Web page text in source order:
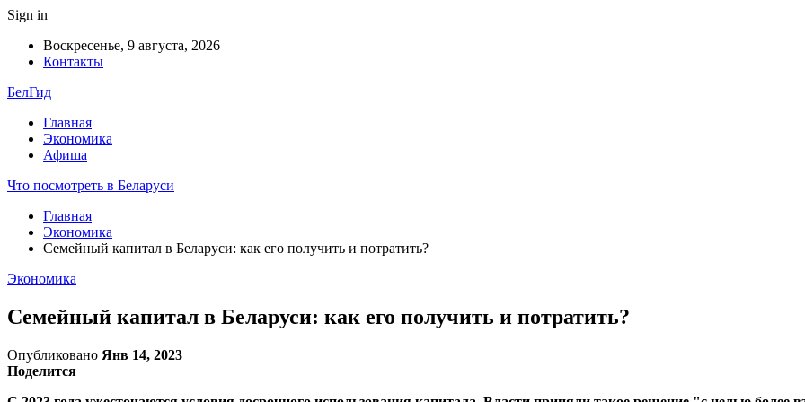
Sign in
Воскресенье, 9 августа, 2026
Контакты
БелГид
Главная
Экономика
Афиша
Что посмотреть в Беларуси
Главная
Экономика
Семейный капитал в Беларуси: как его получить и потратить?
Экономика
Семейный капитал в Беларуси: как его получить и потратить?
Опубликовано Янв 14, 2023
Поделится